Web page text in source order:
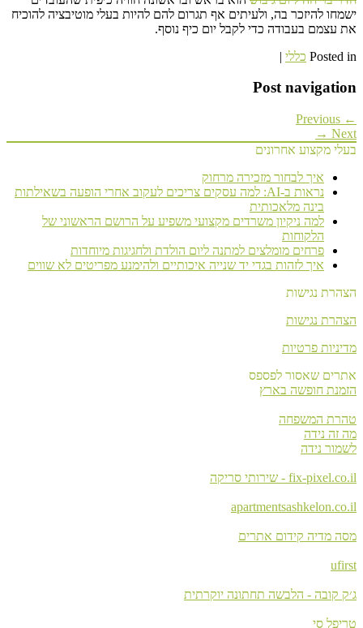
ישמחו להיזכר בה, ולעיתים אף תגרום להם להיות בעלי מוטיבציה להוכיח
את עצמם בעבודה כדי לקבל יום כיף נוסף.
Posted in כללי |
Post navigation
← Previous
Next →
בעלי מקצוע אחרונים
איך לבחור מזכירה מרחוק
נראות ב-AI: למה עסקים צריכים לעקוב אחרי הופעה בשאילתות
בינה מלאכותית
למה ניקיון משרדים מקצועי משפיע על הרושם הראשוני של
הלקוחות
פרחים מומלצים למתנה ליום הולדת ולחגיגות מיוחדות
איך לזהות בגדי יד שנייה איכותיים ולהימנע מפריטים לא שווים
הצהרת נגישות
הצהרת נגישות
מדיניות פרטיות
אתרים שאסור לפספס
הזמנת חופשה בארץ
טהרת המשפחה
מה זה נידה
לשמור נידה
fix-pixel.co.il - שירותי סריקה
apartmentsashkelon.co.il
מסה מדיה קידום אתרים
ufirst
ג׳ק קובה - הלבשה תחתונה יוקרתית
טריפל סי